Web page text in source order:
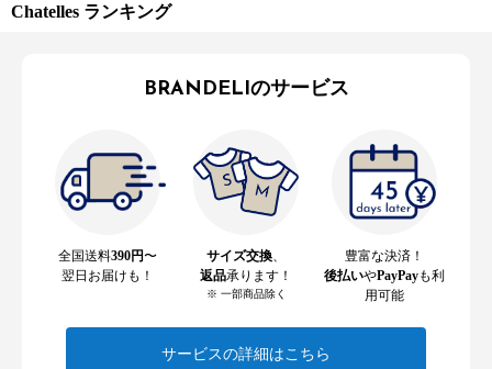
Chatelles ランキング
BRANDELIのサービス
全国送料390円〜
翌日お届けも！
サイズ交換
返品承ります！
※ 一部商品除く
豊富な決済！
後払いやPayPayも利
用可能
サービスの詳細はこちら